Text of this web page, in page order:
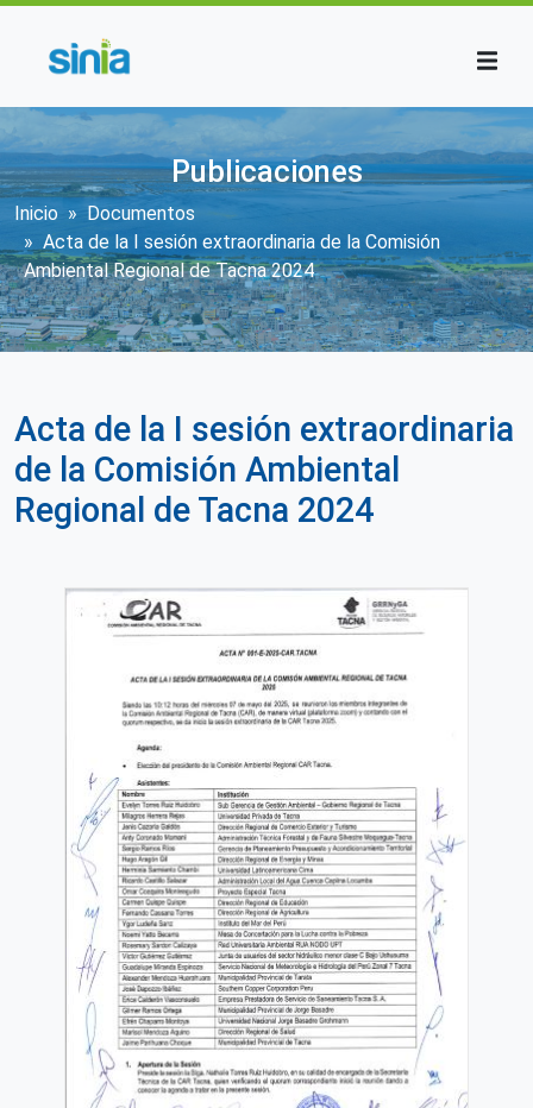
Publicaciones
Sobrescribir enlaces de ayuda a la
Inicio
Documentos
Acta de la I sesión extraordinaria de la Comisión
Ambiental Regional de Tacna 2024
Acta de la I sesión extraordinaria
de la Comisión Ambiental
Regional de Tacna 2024